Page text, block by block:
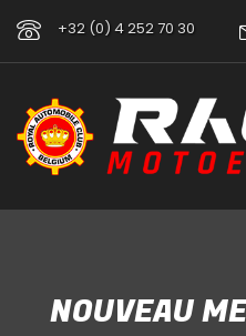
+32 (0) 4 252 70 30
NOUVEAU